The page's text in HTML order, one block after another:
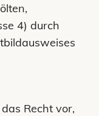
4) durch
Recht vor,